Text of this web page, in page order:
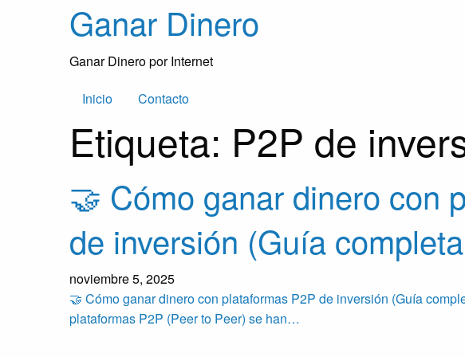
Ganar Dinero
Ganar Dinero por Internet
Inicio Contacto
Etiqueta: P2P de
🤝 Cómo ganar dinero con
de inversión (Guía
noviembre 5, 2025
🤝 Cómo ganar dinero con plataformas P2P de inversión (Guía
plataformas P2P (Peer to Peer) se han…